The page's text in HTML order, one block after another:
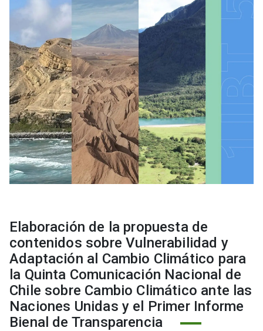
Elaboración de la propuesta de
contenidos sobre Vulnerabilidad y
Adaptación al Cambio Climático para
la Quinta Comunicación Nacional de
Chile sobre Cambio Climático ante las
Naciones Unidas y el Primer Informe
Bienal de Transparencia